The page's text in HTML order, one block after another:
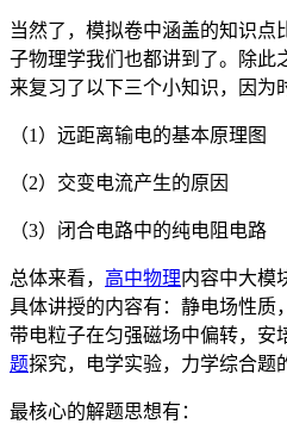
当然了，模拟卷中涵盖的知识点
子物理学我们也都讲到了。除此
来复习了以下三个小知识，因为
（1）远距离输电的基本原理图
（2）交变电流产生的原因
（3）闭合电路中的纯电阻电路
总体来看， 高中物理内容中大模
具体讲授的内容有：静电场性质
带电粒子在匀强磁场中偏转，安
题探究，电学实验，力学综合题
最核心的解题思想有：